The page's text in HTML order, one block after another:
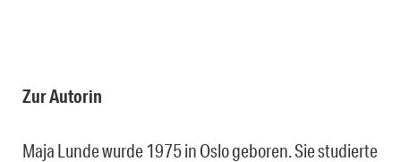
Zur Autorin
Maja Lunde wurde 1975 in Oslo geboren. Sie studierte